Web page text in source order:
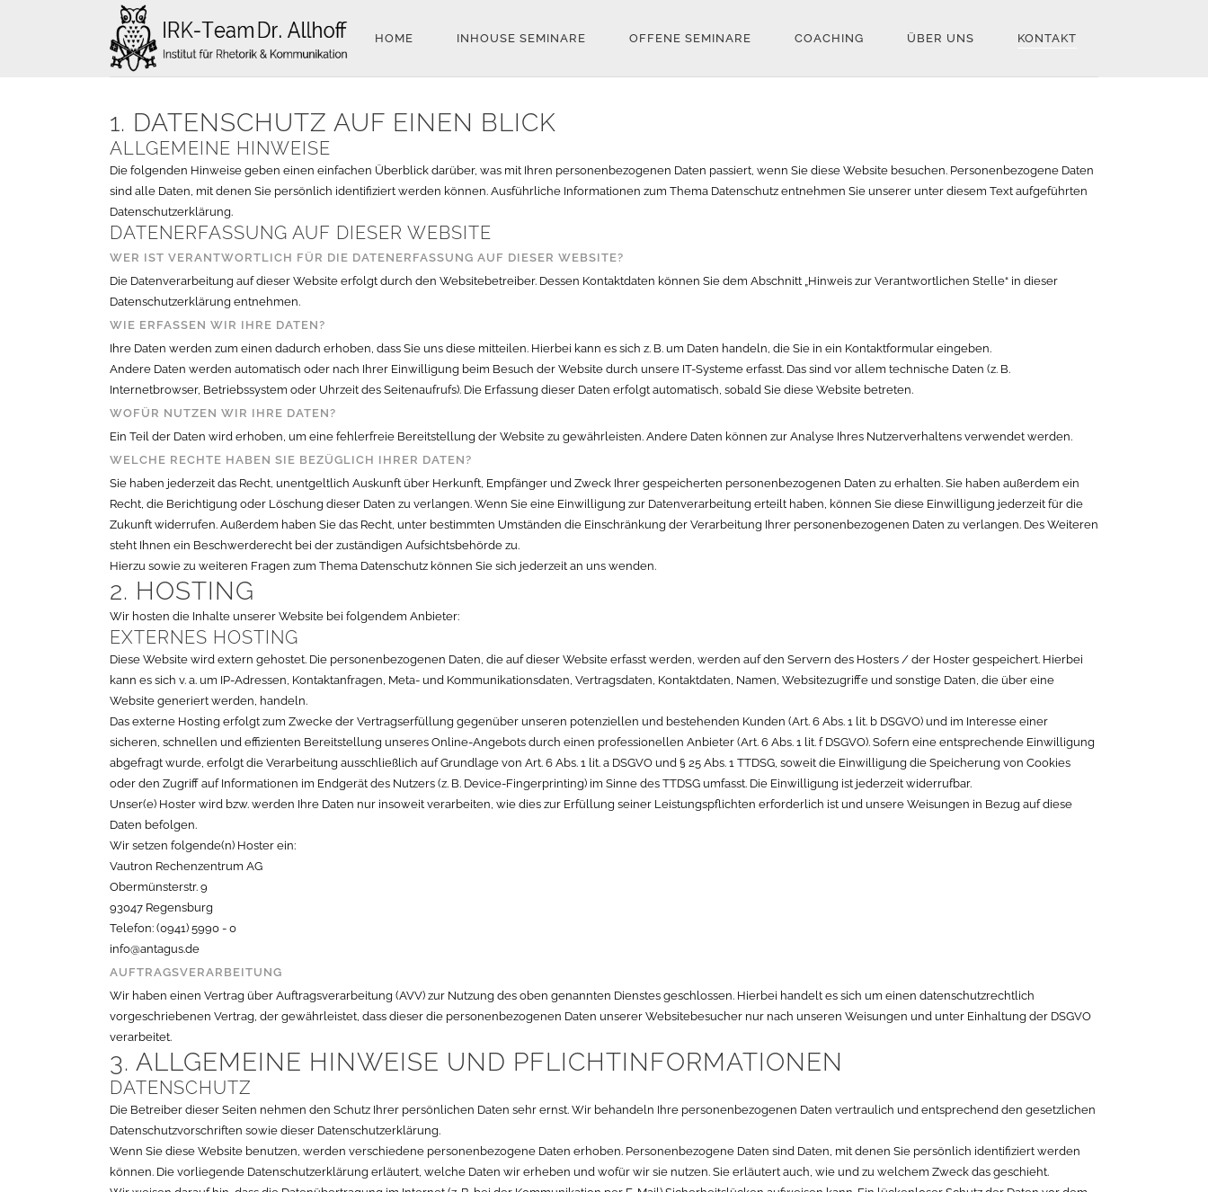
HOME INHOUSE SEMINARE OFFENE SEMINARE COACHING ÜBER UNS KONTAKT
1. DATENSCHUTZ AUF EINEN BLICK
ALLGEMEINE HINWEISE
Die folgenden Hinweise geben einen einfachen Überblick darüber, was mit Ihren personenbezogenen Daten passiert, wenn Sie diese Website besuchen. Personenbezogene Daten
sind alle Daten, mit denen Sie persönlich identifiziert werden können. Ausführliche Informationen zum Thema Datenschutz entnehmen Sie unserer unter diesem Text aufgeführten
Datenschutzerklärung.
DATENERFASSUNG AUF DIESER WEBSITE
WER IST VERANTWORTLICH FÜR DIE DATENERFASSUNG AUF DIESER WEBSITE?
Die Datenverarbeitung auf dieser Website erfolgt durch den Websitebetreiber. Dessen Kontaktdaten können Sie dem Abschnitt „Hinweis zur Verantwortlichen Stelle“ in dieser
Datenschutzerklärung entnehmen.
WIE ERFASSEN WIR IHRE DATEN?
Ihre Daten werden zum einen dadurch erhoben, dass Sie uns diese mitteilen. Hierbei kann es sich z. B. um Daten handeln, die Sie in ein Kontaktformular eingeben.
Andere Daten werden automatisch oder nach Ihrer Einwilligung beim Besuch der Website durch unsere IT-Systeme erfasst. Das sind vor allem technische Daten (z. B.
Internetbrowser, Betriebssystem oder Uhrzeit des Seitenaufrufs). Die Erfassung dieser Daten erfolgt automatisch, sobald Sie diese Website betreten.
WOFÜR NUTZEN WIR IHRE DATEN?
Ein Teil der Daten wird erhoben, um eine fehlerfreie Bereitstellung der Website zu gewährleisten. Andere Daten können zur Analyse Ihres Nutzerverhaltens verwendet werden.
WELCHE RECHTE HABEN SIE BEZÜGLICH IHRER DATEN?
Sie haben jederzeit das Recht, unentgeltlich Auskunft über Herkunft, Empfänger und Zweck Ihrer gespeicherten personenbezogenen Daten zu erhalten. Sie haben außerdem ein
Recht, die Berichtigung oder Löschung dieser Daten zu verlangen. Wenn Sie eine Einwilligung zur Datenverarbeitung erteilt haben, können Sie diese Einwilligung jederzeit für die
Zukunft widerrufen. Außerdem haben Sie das Recht, unter bestimmten Umständen die Einschränkung der Verarbeitung Ihrer personenbezogenen Daten zu verlangen. Des Weiteren
steht Ihnen ein Beschwerderecht bei der zuständigen Aufsichtsbehörde zu.
Hierzu sowie zu weiteren Fragen zum Thema Datenschutz können Sie sich jederzeit an uns wenden.
2. HOSTING
Wir hosten die Inhalte unserer Website bei folgendem Anbieter:
EXTERNES HOSTING
Diese Website wird extern gehostet. Die personenbezogenen Daten, die auf dieser Website erfasst werden, werden auf den Servern des Hosters / der Hoster gespeichert. Hierbei
kann es sich v. a. um IP-Adressen, Kontaktanfragen, Meta- und Kommunikationsdaten, Vertragsdaten, Kontaktdaten, Namen, Websitezugriffe und sonstige Daten, die über eine
Website generiert werden, handeln.
Das externe Hosting erfolgt zum Zwecke der Vertragserfüllung gegenüber unseren potenziellen und bestehenden Kunden (Art. 6 Abs. 1 lit. b DSGVO) und im Interesse einer
sicheren, schnellen und effizienten Bereitstellung unseres Online-Angebots durch einen professionellen Anbieter (Art. 6 Abs. 1 lit. f DSGVO). Sofern eine entsprechende Einwilligung
abgefragt wurde, erfolgt die Verarbeitung ausschließlich auf Grundlage von Art. 6 Abs. 1 lit. a DSGVO und § 25 Abs. 1 TTDSG, soweit die Einwilligung die Speicherung von Cookies
oder den Zugriff auf Informationen im Endgerät des Nutzers (z. B. Device-Fingerprinting) im Sinne des TTDSG umfasst. Die Einwilligung ist jederzeit widerrufbar.
Unser(e) Hoster wird bzw. werden Ihre Daten nur insoweit verarbeiten, wie dies zur Erfüllung seiner Leistungspflichten erforderlich ist und unsere Weisungen in Bezug auf diese
Daten befolgen.
Wir setzen folgende(n) Hoster ein:
Vautron Rechenzentrum AG
Obermünsterstr. 9
93047 Regensburg
Telefon: (0941) 5990 - 0
info@antagus.de
AUFTRAGSVERARBEITUNG
Wir haben einen Vertrag über Auftragsverarbeitung (AVV) zur Nutzung des oben genannten Dienstes geschlossen. Hierbei handelt es sich um einen datenschutzrechtlich
vorgeschriebenen Vertrag, der gewährleistet, dass dieser die personenbezogenen Daten unserer Websitebesucher nur nach unseren Weisungen und unter Einhaltung der DSGVO
verarbeitet.
3. ALLGEMEINE HINWEISE UND PFLICHT­INFORMATIONEN
DATENSCHUTZ
Die Betreiber dieser Seiten nehmen den Schutz Ihrer persönlichen Daten sehr ernst. Wir behandeln Ihre personenbezogenen Daten vertraulich und entsprechend den gesetzlichen
Datenschutzvorschriften sowie dieser Datenschutzerklärung.
Wenn Sie diese Website benutzen, werden verschiedene personenbezogene Daten erhoben. Personenbezogene Daten sind Daten, mit denen Sie persönlich identifiziert werden
können. Die vorliegende Datenschutzerklärung erläutert, welche Daten wir erheben und wofür wir sie nutzen. Sie erläutert auch, wie und zu welchem Zweck das geschieht.